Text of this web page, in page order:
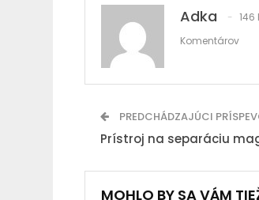
Adka 146
Komentárov
PREDCHÁDZAJÚCI
Prístroj na separáciu
MOHLO BY SA VÁM